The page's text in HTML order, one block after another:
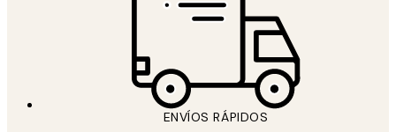
ENVÍOS RÁPIDOS